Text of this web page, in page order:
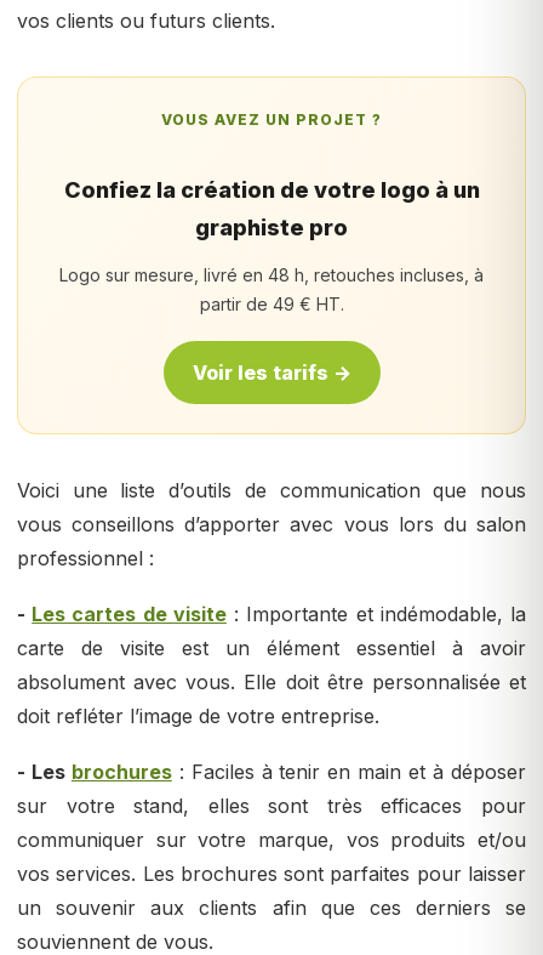
vos clients ou futurs clients.
VOUS AVEZ UN PROJET ?
Confiez la création de votre logo à un
graphiste pro
Logo sur mesure, livré en 48 h, retouches incluses, à
partir de 49 € HT.
Voir les tarifs →
Voici une liste d’outils de communication que nous
vous conseillons d’apporter avec vous lors du salon
professionnel :
- Les cartes de visite: Importante et indémodable, la
carte de visite est un élément essentiel à avoir
absolument avec vous. Elle doit être personnalisée et
doit refléter l’image de votre entreprise.
- Les brochures: Faciles à tenir en main et à déposer
sur votre stand, elles sont très efficaces pour
communiquer sur votre marque, vos produits et/ou
vos services. Les brochures sont parfaites pour laisser
un souvenir aux clients afin que ces derniers se
souviennent de vous.